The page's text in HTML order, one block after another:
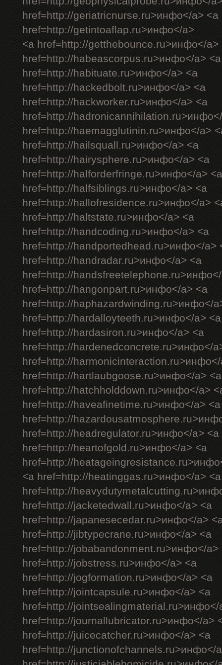
href=http://geriatricnurse.ru>инфо</a> <a
href=http://getintoaflap.ru>инфо</a>
<a href=http://getthebounce.ru>инфо</a>
href=http://habeascorpus.ru>инфо</a> <a
href=http://habituate.ru>инфо</a> <a
href=http://hackedbolt.ru>инфо</a> <a
href=http://hackworker.ru>инфо</a> <a
href=http://
href=http://haemagglutinin.ru>инфо</a>
href=http://hailsquall.ru>инфо</a> <a
href=http://hairysphere.ru>инфо</a> <a
href=http://halforderfringe.ru>инфо</a> <a
href=http://halfsiblings.ru>инфо</a> <a
href=http://hallofresidence.ru>инфо</a>
href=http://haltstate.ru>инфо</a> <a
href=http://handcoding.ru>инфо</a> <a
href=http://handportedhead.ru>инфо</a>
href=http://handradar.ru>инфо</a> <a
href=http://
href=http://hangonpart.ru>инфо</a> <a
href=http://haphazardwinding.ru>инфо</
href=http://hardalloyteeth.ru>инфо</a> <a
href=http://hardasiron.ru>инфо</a> <a
href=http://hardenedconcrete.ru>инфо</
href=http://
href=http://hartlaubgoose.ru>инфо</a> <a
href=http://hatchholddown.ru>инфо</a>
href=http://haveafinetime.ru>инфо</a> <a
href=http://
href=http://headregulator.ru>инфо</a> <a
href=http://heartofgold.ru>инфо</a> <a
href=http://
<a href=http://heatinggas.ru>инфо</a> <a
href=http://
href=http://jacketedwall.ru>инфо</a> <a
href=http://japanesecedar.ru>инфо</a>
href=http://jibtypecrane.ru>инфо</a> <a
href=http://jobabandonment.ru>инфо</a>
href=http://jobstress.ru>инфо</a> <a
href=http://jogformation.ru>инфо</a> <a
href=http://jointcapsule.ru>инфо</a> <a
href=http://jointsealingmaterial.ru>инфо</
href=http://journallubricator.ru>инфо</a>
href=http://juicecatcher.ru>инфо</a> <a
href=http://junctionofchannels.ru>инфо</